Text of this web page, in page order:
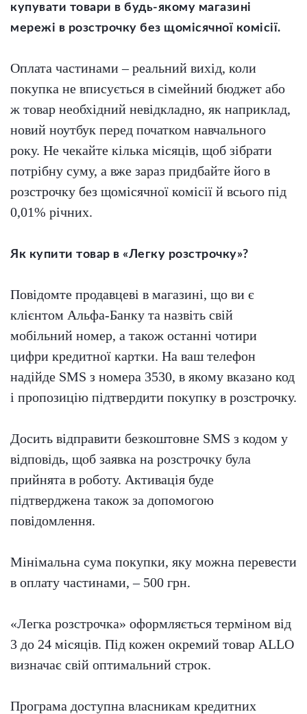
купувати товари в будь-якому магазині
мережі в розстрочку без щомісячної комісії.
Оплата частинами – реальний вихід, коли
покупка не вписується в сімейний бюджет або
ж товар необхідний невідкладно, як наприклад,
новий ноутбук перед початком навчального
року. Не чекайте кілька місяців, щоб зібрати
потрібну суму, а вже зараз придбайте його в
розстрочку без щомісячної комісії й всього під
0,01% річних.
Як купити товар в «Легку розстрочку»?
Повідомте продавцеві в магазині, що ви є
клієнтом Альфа-Банку та назвіть свій
мобільний номер, а також останні чотири
цифри кредитної картки. На ваш телефон
надійде SMS з номера 3530, в якому вказано код
і пропозицію підтвердити покупку в розстрочку.
Досить відправити безкоштовне SMS з кодом у
відповідь, щоб заявка на розстрочку була
прийнята в роботу. Активація буде
підтверджена також за допомогою
повідомлення.
Мінімальна сума покупки, яку можна перевести
в оплату частинами, – 500 грн.
«Легка розстрочка» оформляється терміном від
3 до 24 місяців. Під кожен окремий товар ALLO
визначає свій оптимальний строк.
Програма доступна власникам кредитних